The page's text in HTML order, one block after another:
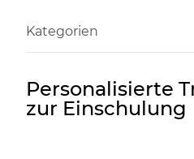
Personalisierte
zur Einschulung
Kategorien